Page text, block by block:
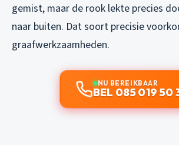
gemist, maar de rook lekte precies
naar buiten. Dat soort precisie
graafwerkzaamheden.
NU BEREIKBAAR
BEL 085 019 50